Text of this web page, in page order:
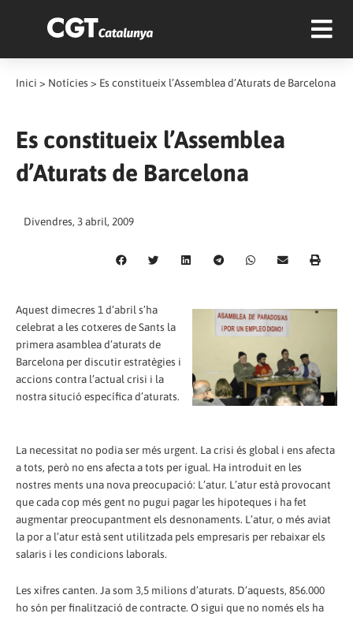
Inici > Notícies > Es constitueix l’Assemblea d’Aturats de Barcelona
Es constitueix l’Assemblea
d’Aturats de Barcelona
Divendres, 3 abril, 2009
Aquest dimecres 1 d’abril s’ha
celebrat a les cotxeres de Sants la
primera asamblea d’aturats de
Barcelona per discutir estratègies i
accions contra l’actual crisi i la
nostra situció específica d’aturats.
La necessitat no podia ser més urgent. La crisi és global i ens afecta
a tots, però no ens afecta a tots per igual. Ha introduit en les
nostres ments una nova preocupació: L’atur. L’atur està provocant
que cada cop més gent no pugui pagar les hipoteques i ha fet
augmentar preocupantment els desnonaments. L’atur, o més aviat
la por a l’atur està sent utilitzada pels empresaris per rebaixar els
salaris i les condicions laborals.
Les xifres canten. Ja som 3,5 milions d’aturats. D’aquests, 856.000
ho són per finalització de contracte. O sigui que no només els ha